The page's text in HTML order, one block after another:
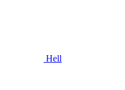
Hell